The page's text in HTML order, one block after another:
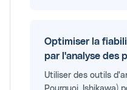
Optimiser la
par l'analyse des
Utiliser des outils
Pourquoi, Ishikawa)